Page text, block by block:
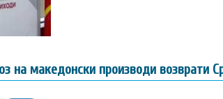
на македонски производи возврати